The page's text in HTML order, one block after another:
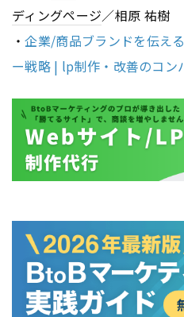
ディングページ／相原 祐樹
・企業/商品ブランドを伝え
ー戦略 | lp制作・改善のコン